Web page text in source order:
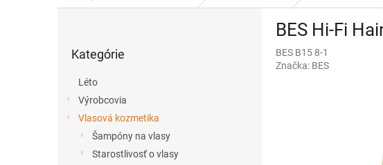
kategórie
Kategórie
Léto
Výrobcovia
Vlasová kozmetika
Šampóny na vlasy
Starostlivosť o vlasy
BES Hi-Fi
BES B15 8-1
Značka: BES